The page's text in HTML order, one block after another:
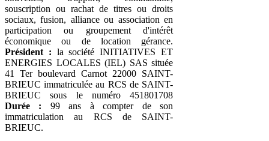
souscription ou rachat de titres ou droits
sociaux, fusion, alliance ou association en
participation ou groupement d'intérêt
économique ou de location gérance.
Président : la société INITIATIVES ET
ENERGIES LOCALES (IEL) SAS située
41 Ter boulevard Carnot 22000 SAINT-
BRIEUC immatriculée au RCS de SAINT-
BRIEUC sous le numéro 451801708
Durée : 99 ans à compter de son
immatriculation au RCS de SAINT-
BRIEUC.